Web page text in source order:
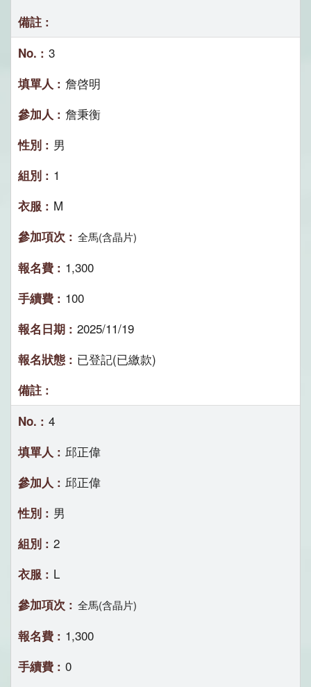
3
詹啓明
詹秉衡
男
1
M
全馬(含晶片)
1,300
100
2025/11/19
已登記(已繳款)
4
邱正偉
邱正偉
男
2
L
全馬(含晶片)
1,300
0